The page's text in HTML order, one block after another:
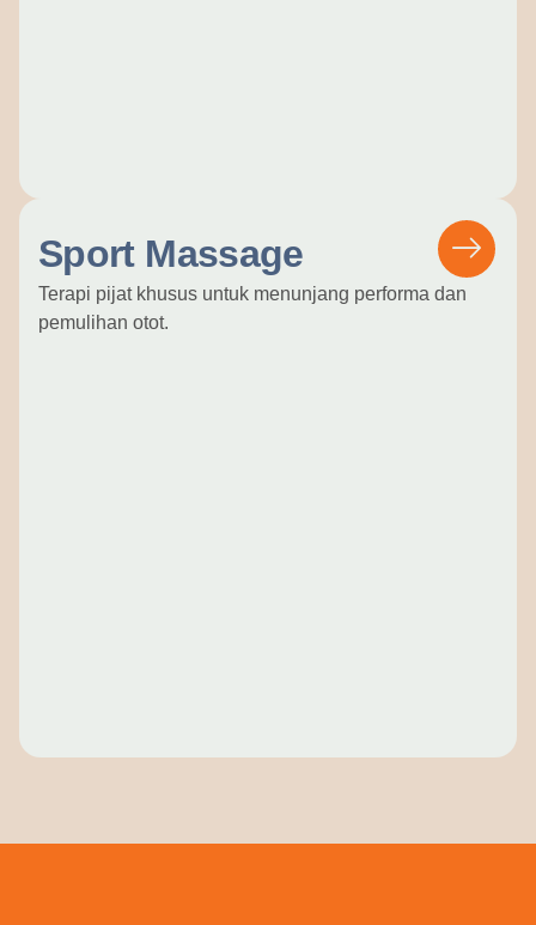
Sport Massage
Terapi pijat khusus untuk menunjang performa dan
pemulihan otot.